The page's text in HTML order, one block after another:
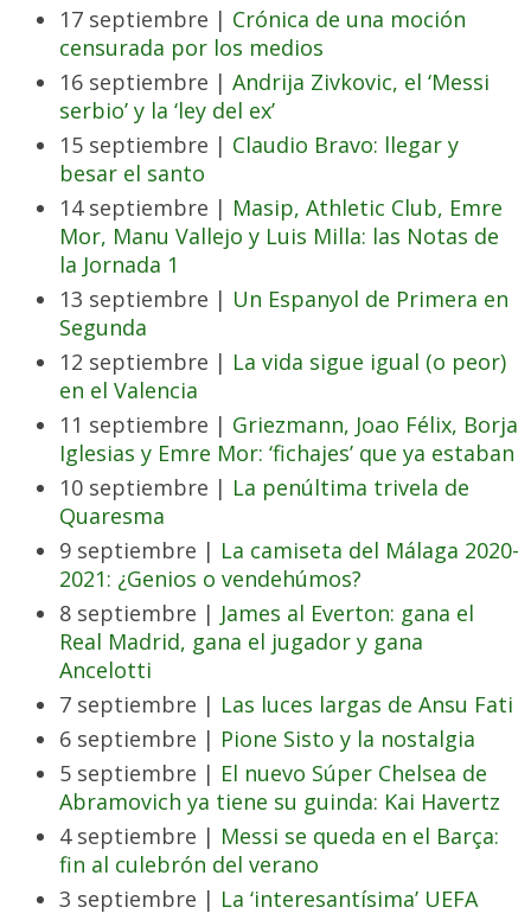
17 septiembre | Crónica de una moción
censurada por los medios
16 septiembre | Andrija Zivkovic, el ‘Messi
serbio’ y la ‘ley del ex’
15 septiembre | Claudio Bravo: llegar y
besar el santo
14 septiembre | Masip, Athletic Club, Emre
Mor, Manu Vallejo y Luis Milla: las Notas de
la Jornada 1
13 septiembre | Un Espanyol de Primera en
Segunda
12 septiembre | La vida sigue igual (o peor)
en el Valencia
11 septiembre | Griezmann, Joao Félix, Borja
Iglesias y Emre Mor: ‘fichajes’ que ya estaban
10 septiembre | La penúltima trivela de
Quaresma
9 septiembre | La camiseta del Málaga 2020-
2021: ¿Genios o vendehúmos?
8 septiembre | James al Everton: gana el
Real Madrid, gana el jugador y gana
Ancelotti
7 septiembre | Las luces largas de Ansu Fati
6 septiembre | Pione Sisto y la nostalgia
5 septiembre | El nuevo Súper Chelsea de
Abramovich ya tiene su guinda: Kai Havertz
4 septiembre | Messi se queda en el Barça:
fin al culebrón del verano
3 septiembre | La ‘interesantísima’ UEFA